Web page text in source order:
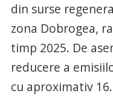
din surse
zona Dobrogea,
timp 2025. De
reducere a
cu aproximativ